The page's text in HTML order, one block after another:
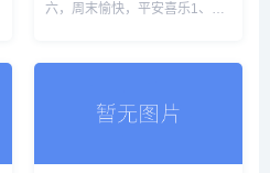
六，周末愉快，平安喜乐1、应